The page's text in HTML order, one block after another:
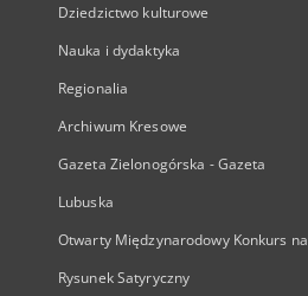
Dziedzictwo kulturowe
Nauka i dydaktyka
Regionalia
Archiwum Kresowe
Gazeta Zielonogórska - Gazeta
Lubuska
Otwarty Międzynarodowy Konkurs na
Rysunek Satyryczny